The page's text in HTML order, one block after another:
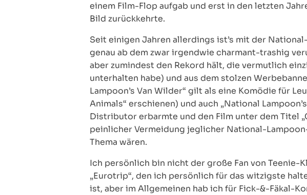
einem Film-Flop aufgab und erst in den letzten
Bild zurückkehrte.
Seit einigen Jahren allerdings ist’s mit der
genau ab dem zwar irgendwie charmant-trashig
aber zumindest den Rekord hält, die vermutlich
unterhalten habe) und aus dem stolzen
Lampoon’s Van Wilder“ gilt als eine Komödie für
Animals“ erschienen) und auch „National
Distributor erbarmte und den Film unter dem Titel
peinlicher Vermeidung jeglicher National-
Thema wären.
Ich persönlich bin nicht der große Fan von Teenie-
„Eurotrip“, den ich persönlich für das witzigste
ist, aber im Allgemeinen hab ich für Fick-&-Fäkal-